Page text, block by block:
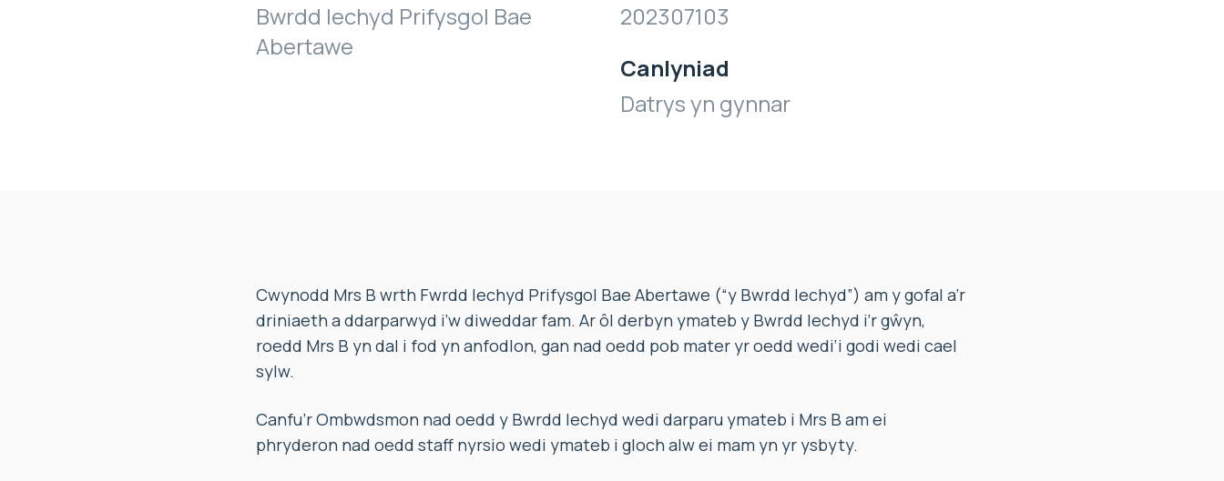
Bwrdd Iechyd Prifysgol Bae
Abertawe
202307103
Canlyniad
Datrys yn gynnar
Cwynodd Mrs B wrth Fwrdd Iechyd Prifysgol Bae Abertawe (“y Bwrdd Iechyd”) am y gofal a’r
driniaeth a ddarparwyd i’w diweddar fam. Ar ôl derbyn ymateb y Bwrdd Iechyd i’r gŵyn,
roedd Mrs B yn dal i fod yn anfodlon, gan nad oedd pob mater yr oedd wedi’i godi wedi cael
sylw.
Canfu’r Ombwdsmon nad oedd y Bwrdd Iechyd wedi darparu ymateb i Mrs B am ei
phryderon nad oedd staff nyrsio wedi ymateb i gloch alw ei mam yn yr ysbyty.